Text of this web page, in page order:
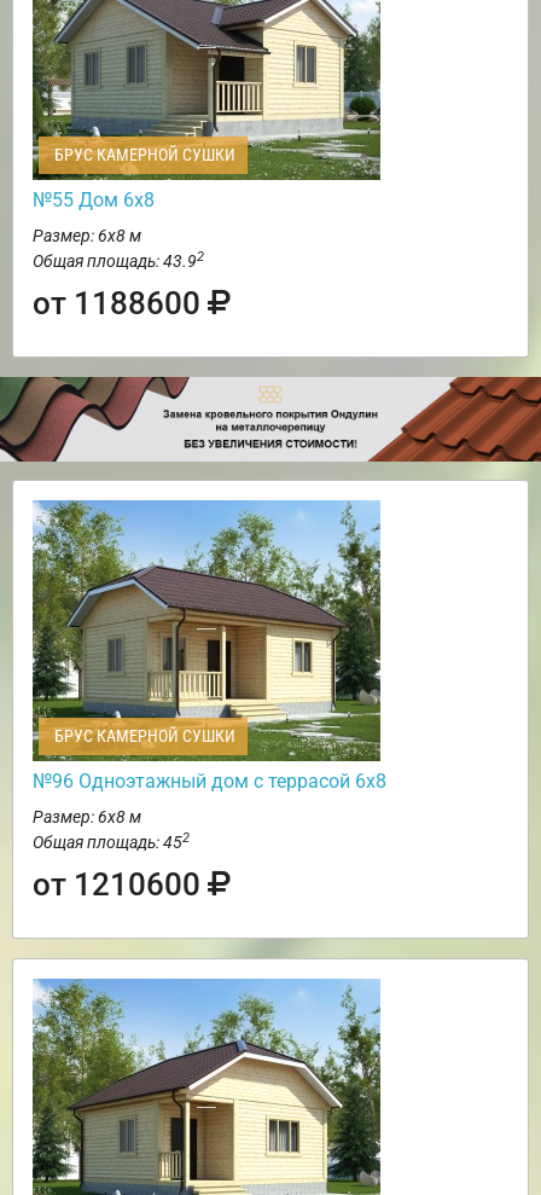
БРУС КАМЕРНОЙ СУШКИ
№55 Дом 6х8
Размер: 6х8 м
Общая площадь: 43.92
от 1188600
БРУС КАМЕРНОЙ СУШКИ
№96 Одноэтажный дом с террасой 6х8
Размер: 6х8 м
Общая площадь: 452
от 1210600